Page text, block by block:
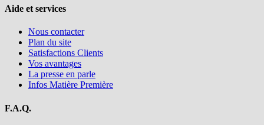
Aide et services
Nous contacter
Plan du site
Satisfactions Clients
Vos avantages
La presse en parle
Infos Matière Première
F.A.Q.